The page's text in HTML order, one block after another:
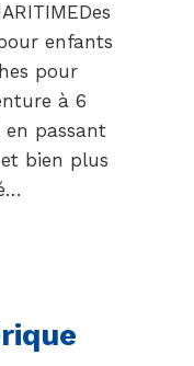
enfants
pour
à 6
en passant
bien plus